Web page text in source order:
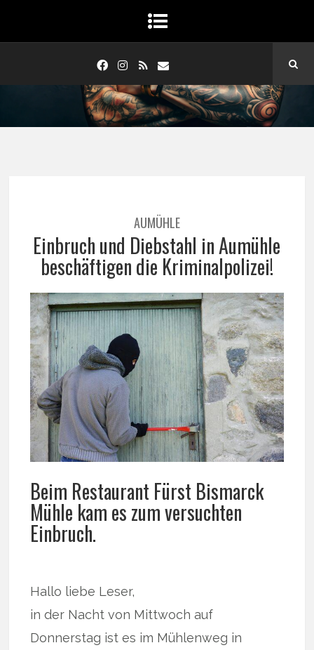
AUMÜHLE
Einbruch und Diebstahl in Aumühle
beschäftigen die Kriminalpolizei!
Beim Restaurant Fürst Bismarck
Mühle kam es zum versuchten
Einbruch.
Hallo liebe Leser,
in der Nacht von Mittwoch auf
Donnerstag ist es im Mühlenweg in